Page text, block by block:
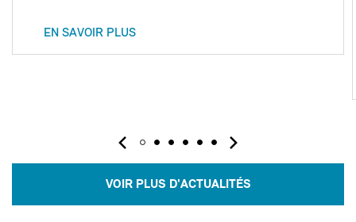
EN SAVOIR PLUS
VOIR PLUS D'ACTUALITÉS